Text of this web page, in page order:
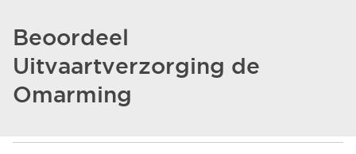
Beoordeel
Uitvaartverzorging de
Omarming